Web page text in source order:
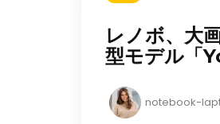
レノボ、大
型モデル「
notebook-